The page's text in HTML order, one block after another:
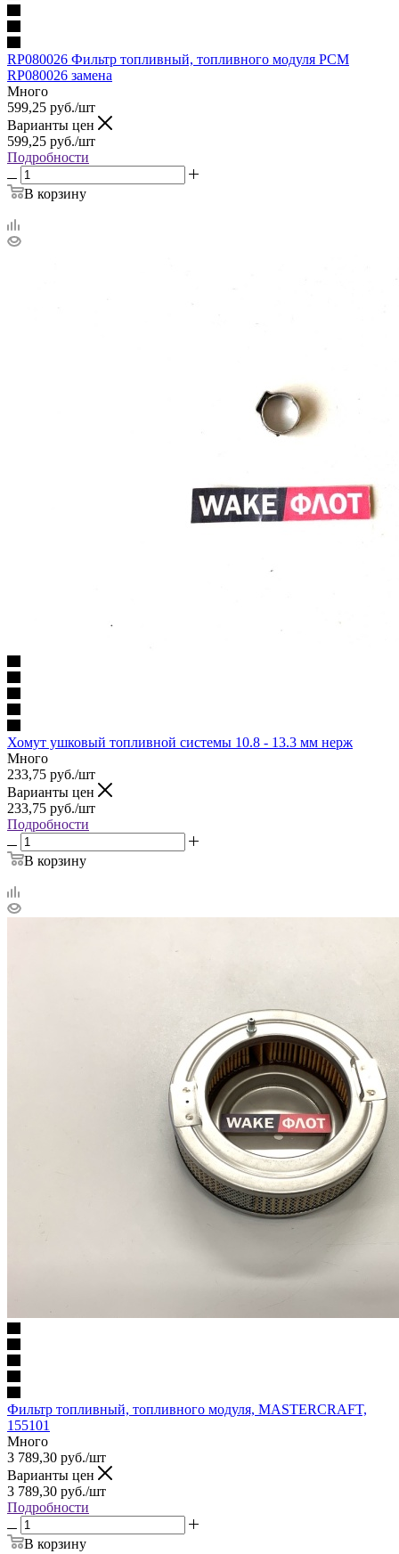
RP080026 Фильтр топливный, топливного модуля PCM
RP080026 замена
Много
599,25 руб./шт
Варианты цен
599,25 руб./шт
Подробности
В корзину
Хомут ушковый топливной системы 10.8 - 13.3 мм нерж
Много
233,75 руб./шт
Варианты цен
233,75 руб./шт
Подробности
В корзину
Фильтр топливный, топливного модуля, MASTERCRAFT,
155101
Много
3 789,30 руб./шт
Варианты цен
3 789,30 руб./шт
Подробности
В корзину